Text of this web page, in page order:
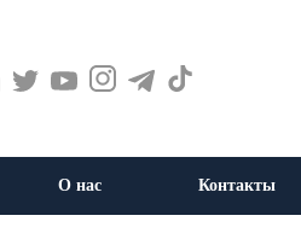
О нас Контакты